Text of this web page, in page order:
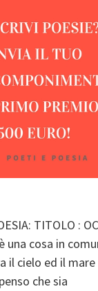
TITOLO :
una cosa in
il cielo ed il mare
che sia